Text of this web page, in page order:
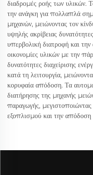
διαδρομές ροής των υλικών.
την ανάγκη για πολλαπλά
μηχανών, μειώνοντας τον
υψηλής ακρίβειας
υπερβολική διατροφή και
οικονομίες υλικών με την
δυνατότητες διαχείρισης
κατά τη λειτουργία,
κορυφαία απόδοση. Τα
διατήρησης της μηχανής
παραγωγής,
εξοπλισμού και την απόδοση